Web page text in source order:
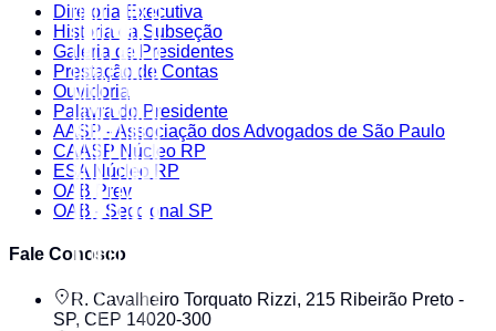
Diretoria Executiva
História da Subseção
Galeria de Presidentes
Prestação de Contas
Ouvidoria
Palavra do Presidente
AASP - Associação dos Advogados de São Paulo
CAASP Núcleo RP
ESA Núcleo RP
OAB Prev
OAB - Seccional SP
Fale Conosco
R. Cavalheiro Torquato Rizzi, 215 Ribeirão Preto -
SP, CEP 14020-300